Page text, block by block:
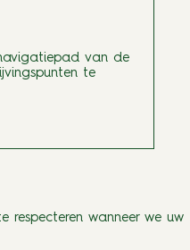
van de
te
respecteren wanneer we uw